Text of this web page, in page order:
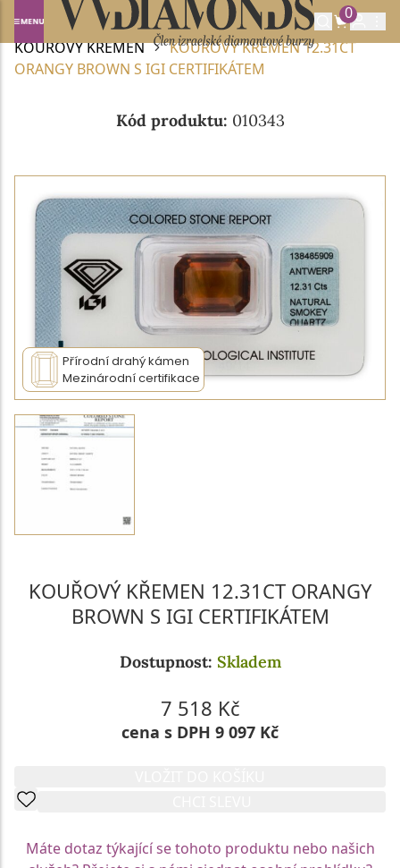
0
Domů
DRAHOKAMY A POLODRAHOKAMY
KOUŘOVÝ KŘEMEN
KOUŘOVÝ KŘEMEN 12.31CT
ORANGY BROWN S IGI CERTIFIKÁTEM
Kód produktu: 010343
Přírodní drahý kámen
Mezinárodní certifikace
KOUŘOVÝ KŘEMEN 12.31CT ORANGY
BROWN S IGI CERTIFIKÁTEM
Dostupnost: Skladem
7 518 Kč
cena s DPH 9 097 Kč
Máte dotaz týkající se tohoto produktu nebo našich